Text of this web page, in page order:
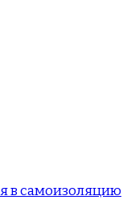
в самоизоляцию